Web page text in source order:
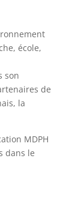
école,
son
de
la
MDPH
dans le